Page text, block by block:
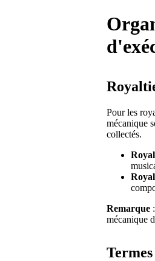
Pour les
mécanique
collectés.
Remarque
mécanique